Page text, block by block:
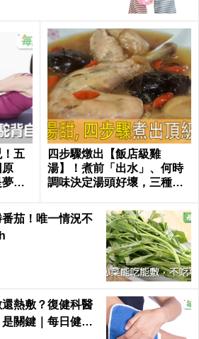
五
原
｜
四步驟燉出【飯店級雞
湯】！煮前「出水」、何時
調味決定湯頭好壞，三種人
茄！唯一情況不
熱敷？復健科醫
關鍵｜每日健康